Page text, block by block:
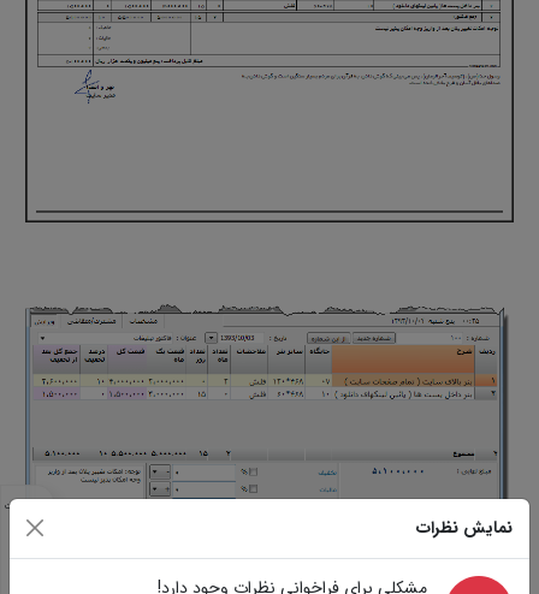
مشخصات
مشابه
نمایش نظرات
مشکلی برای فراخوانی نظرات وجود دارد!